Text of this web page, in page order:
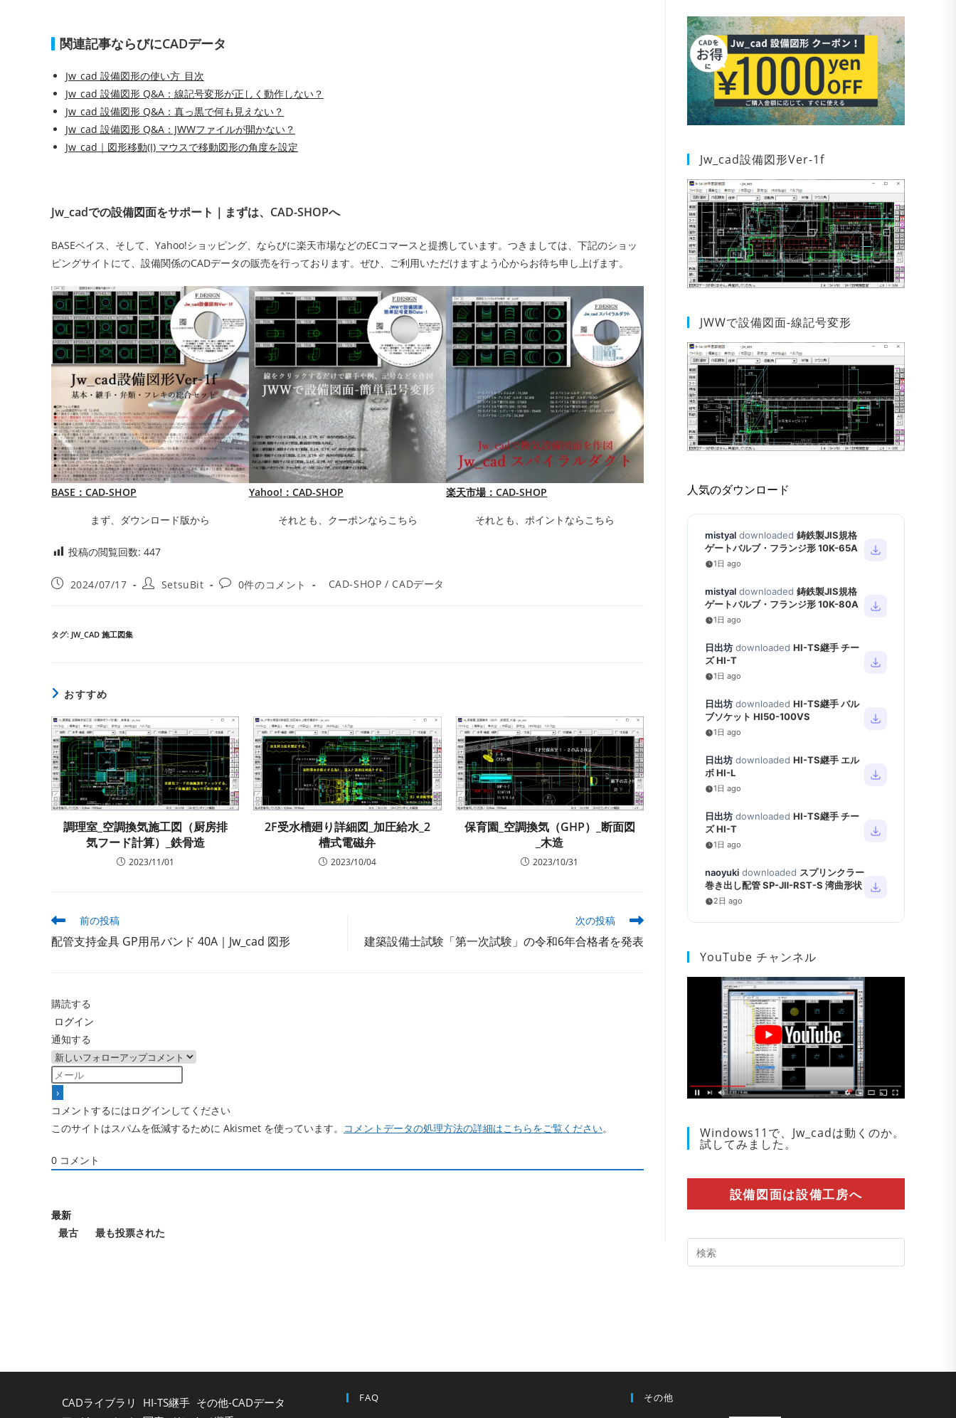
関連記事ならびにCADデータ
Jw_cad 設備図形の使い方_目次
Jw_cad 設備図形 Q&A：線記号変形が正しく動作しない？
Jw_cad 設備図形 Q&A：真っ黒で何も見えない？
Jw_cad 設備図形 Q&A：JWWファイルが開かない？
Jw_cad｜図形移動(I) マウスで移動図形の角度を設定
Jw_cadでの設備図面をサポート｜まずは、CAD-SHOPへ
BASEベイス、そして、Yahoo!ショッピング、ならびに楽天市場などのECコマースと提携しています。つきましては、下記のショッ
ピングサイトにて、設備関係のCADデータの販売を行っております。ぜひ、ご利用いただけますよう心からお待ち申し上げます。
BASE：CAD-SHOP
まず、ダウンロード版から
Yahoo!：CAD-SHOP
それとも、クーポンならこちら
楽天市場：CAD-SHOP
それとも、ポイントならこちら
投稿の閲覧回数: 447
投
日:
2024/07/17
投
SetsuBit
投
0件のコメント
投CAD-SHOP / CADデータ
タグ: JW_CAD 施工図集
おすすめ
調理室_空調換気施工図（厨房排
気フード計算）_鉄骨造
2023/11/01
2F受水槽廻り詳細図_加圧給水_2
槽式電磁弁
2023/10/04
保育園_空調換気（GHP）_断面図
_木造
2023/10/31
そ
の
他
を
む
前の投稿
配管支持金具 GP用吊バンド 40A｜Jw_cad 図形
次の投稿
建築設備士試験「第一次試験」の令和6年合格者を発表
購読する
ログイン
通知する
コメントするにはログインしてください
このサイトはスパムを低減するために Akismet を使っています。 コメントデータの処理方法の詳細はこちらをご覧ください。
0 コメント
最新
最古
最も投票された
Jw_cad設備図形Ver-1f
JWWで設備図面-線記号変形
人気のダウンロード
mistyal downloaded 鋳鉄製JIS規格
ゲートバルブ・フランジ形 10K-65A
1日 ago
mistyal downloaded 鋳鉄製JIS規格
ゲートバルブ・フランジ形 10K-80A
1日 ago
日出坊 downloaded HI-TS継手 チー
ズ HI-T
1日 ago
日出坊 downloaded HI-TS継手 バル
ブソケット HI50-100VS
1日 ago
日出坊 downloaded HI-TS継手 エル
ボ HI-L
1日 ago
日出坊 downloaded HI-TS継手 チー
ズ HI-T
1日 ago
naoyuki downloaded スプリンクラー
巻き出し配管 SP-JⅡ-RST-S 湾曲形状
2日 ago
YouTube チャンネル
Windows11で、Jw_cadは動くのか。
試してみました。
設備図面は設備工房へ
Escape
CADライブラリ HI-TS継手 その他-CADデータ
FAQ その他